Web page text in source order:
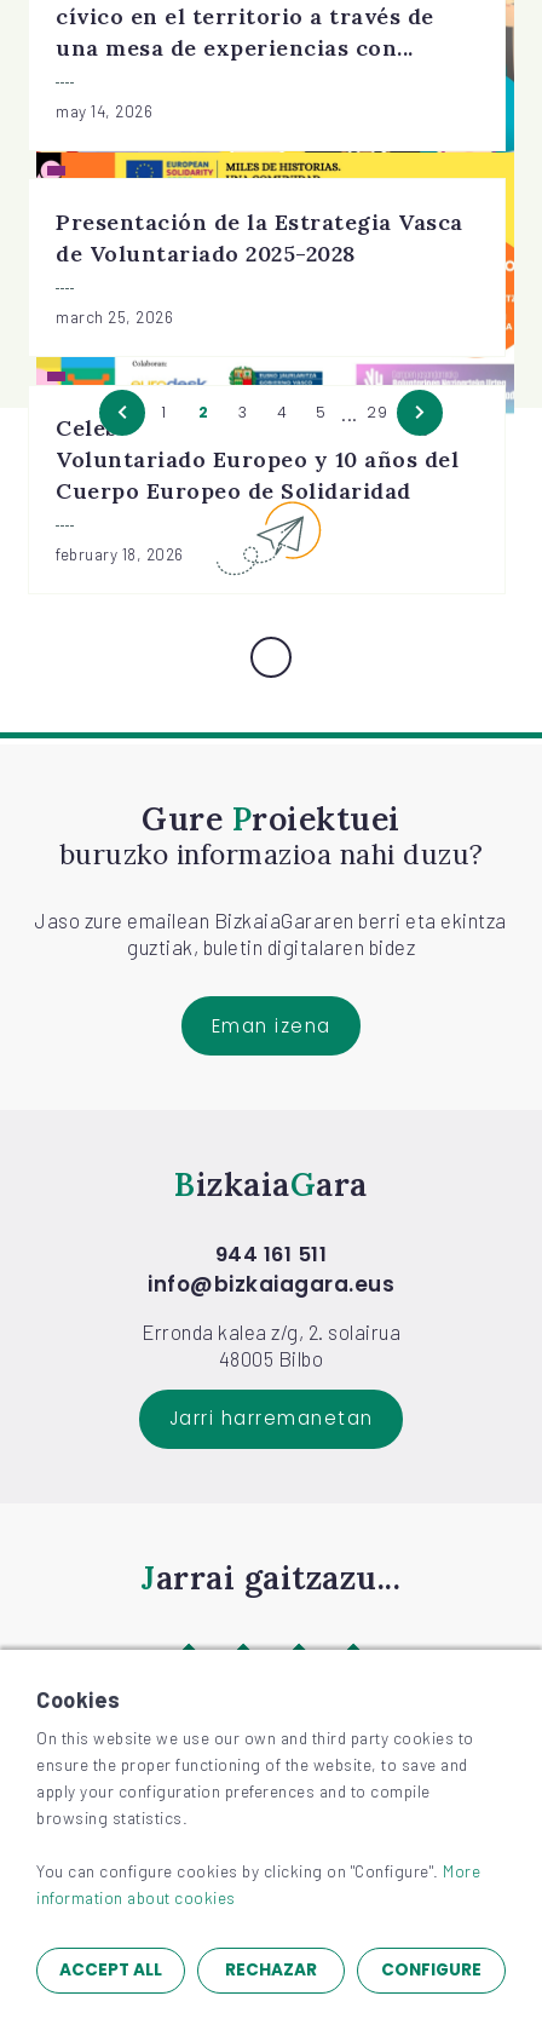
cívico en el territorio a través de
una mesa de experiencias con...
may 14, 2026
Presentación de la Estrategia Vasca
de Voluntariado 2025-2028
march 25, 2026
Celebramos el 30 aniversario del
Voluntariado Europeo y 10 años del
Cuerpo Europeo de Solidaridad
february 18, 2026
1 2 3 4 5 29
Gure Proiektuei
buruzko informazioa nahi duzu?
Jaso zure emailean BizkaiaGararen berri eta ekintza
guztiak, buletin digitalaren bidez
Eman izena
Bizkaia Gara
944 161 511
info@bizkaiagara.eus
Erronda kalea z/g, 2. solairua
48005 Bilbo
Jarri harremanetan
Jarrai gaitzazu...
©2026 BIZKAIAGARA
Irisgarritasuna
Lege-oharra eta pribatutasuna
Cookies
On this website we use our own and third party cookies to
ensure the proper functioning of the website, to save and
apply your configuration preferences and to compile
browsing statistics.
You can configure cookies by clicking on "Configure". More
information about cookies
ACCEPT ALL RECHAZAR CONFIGURE